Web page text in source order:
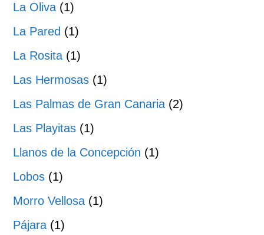
La Oliva (1)
La Pared (1)
La Rosita (1)
Las Hermosas (1)
Las Palmas de Gran Canaria (2)
Las Playitas (1)
Llanos de la Concepción (1)
Lobos (1)
Morro Vellosa (1)
Pájara (1)